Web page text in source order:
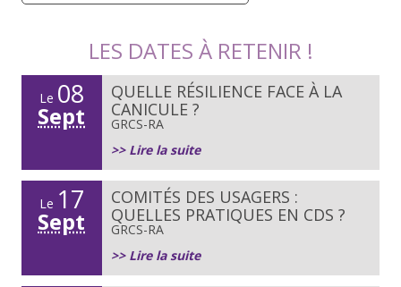
LES DATES À RETENIR !
Le 08
Sept
QUELLE RÉSILIENCE FACE À LA
CANICULE ?
GRCS-RA
>> Lire la suite
Le 17
Sept
COMITÉS DES USAGERS :
QUELLES PRATIQUES EN CDS ?
GRCS-RA
>> Lire la suite